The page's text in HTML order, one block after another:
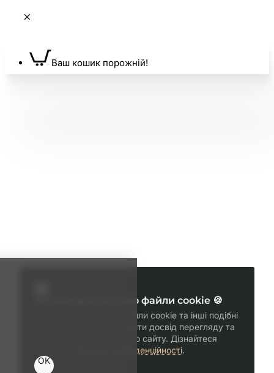
Ваш кошик порожній!
Ми використовуємо файли cookie 🍪
Ми використовуємо файли cookie та інші подібні
технології, щоб покращити досвід перегляду та
функціональність нашого сайту. Дізнайтеся
Політика конфіденційності.
OK